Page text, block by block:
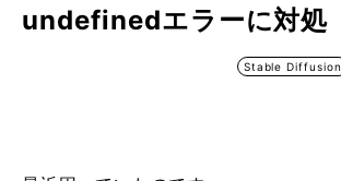
undefinedエラーに対処
Stable Diffusion